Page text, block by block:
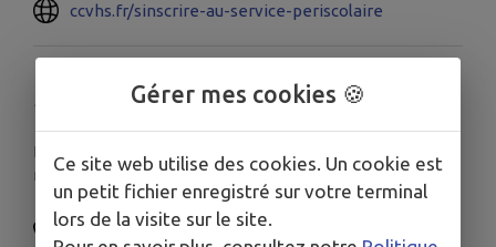
ccvhs.fr/sinscrire-au-service-periscolaire
SERVICE SCOLAIRE
Le service scolaire se tient à votre disposition pour tout
renseignement.
Gérer mes cookies 🍪
Ce site web utilise des cookies. Un cookie est
un petit fichier enregistré sur votre terminal
lors de la visite sur le site.